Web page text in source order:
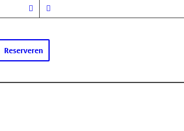
Reserveren